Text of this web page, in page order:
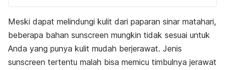
Meski dapat melindungi kulit dari paparan sinar matahari,
beberapa bahan sunscreen mungkin tidak sesuai untuk
Anda yang punya kulit mudah berjerawat. Jenis
sunscreen tertentu malah bisa memicu timbulnya jerawat